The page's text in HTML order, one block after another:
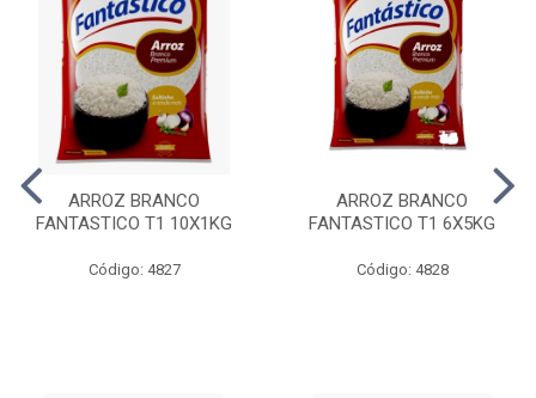
ARROZ BRANCO
FANTASTICO T1 10X1KG
Código: 4827
ARROZ BRANCO
FANTASTICO T1 6X5KG
Código: 4828